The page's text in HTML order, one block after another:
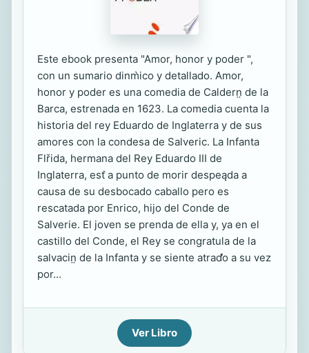
Este ebook presenta "Amor, honor y poder ",
con un sumario dinm̀ico y detallado. Amor,
honor y poder es una comedia de Caldern̤ de la
Barca, estrenada en 1623. La comedia cuenta la
historia del rey Eduardo de Inglaterra y de sus
amores con la condesa de Salveric. La Infanta
Flřida, hermana del Rey Eduardo III de
Inglaterra, est ̀a punto de morir despeąda a
causa de su desbocado caballo pero es
rescatada por Enrico, hijo del Conde de
Salverie. El joven se prenda de ella y, ya en el
castillo del Conde, el Rey se congratula de la
salvacin̤ de la Infanta y se siente atrad̕o a su vez
por...
Ver Libro